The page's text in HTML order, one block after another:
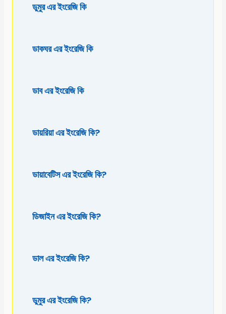
ডুমুর এর ইংরেজি কি
ডাকঘর এর ইংরেজি কি
ডাব এর ইংরেজি কি
ডায়রিয়া এর ইংরেজি কি?
ডায়াবেটিস এর ইংরেজি কি?
ডিজাইন এর ইংরেজি কি?
ডাল এর ইংরেজি কি?
ডুমুর এর ইংরেজি কি?